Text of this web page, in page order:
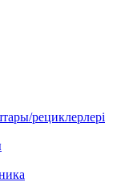
рециклерлері